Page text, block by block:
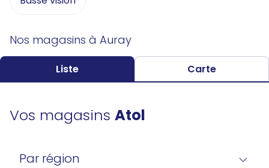
Nos magasins à Auray
Liste Carte
Vos magasins Atol
Par région